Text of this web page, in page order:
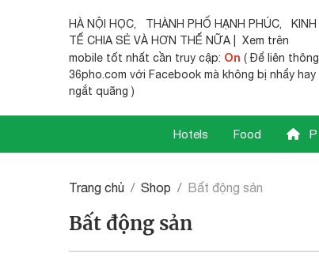
HÀ NỘI HỌC, THÀNH PHỐ HẠNH PHÚC,
KINH
TẾ CHIA SẺ VÀ HƠN THẾ NỮA | Xem trên
mobile tốt nhất cần truy cập: On ( Để liên thông
36pho.com với Facebook mà không bị nhẩy hay
ngắt quãng )
Hotels Food P
Trang chủ Shop Bất động sản
Bất động sản